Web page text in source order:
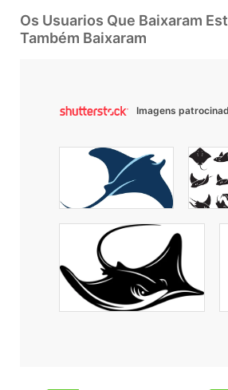
Os Usuarios Que Baixaram
Também Baixaram
Imagens